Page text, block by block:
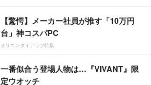
【驚愕】メーカー社員が推す「10万円
台」神コスパPC
オリコンタイアップ特集
一番似合う登場人物は…『VIVANT』限
定ウオッチ